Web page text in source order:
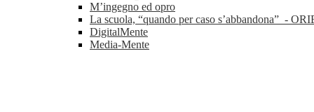
M’ingegno ed opro
La scuola, “quando per caso s’abbandona” -
DigitalMente
Media-Mente